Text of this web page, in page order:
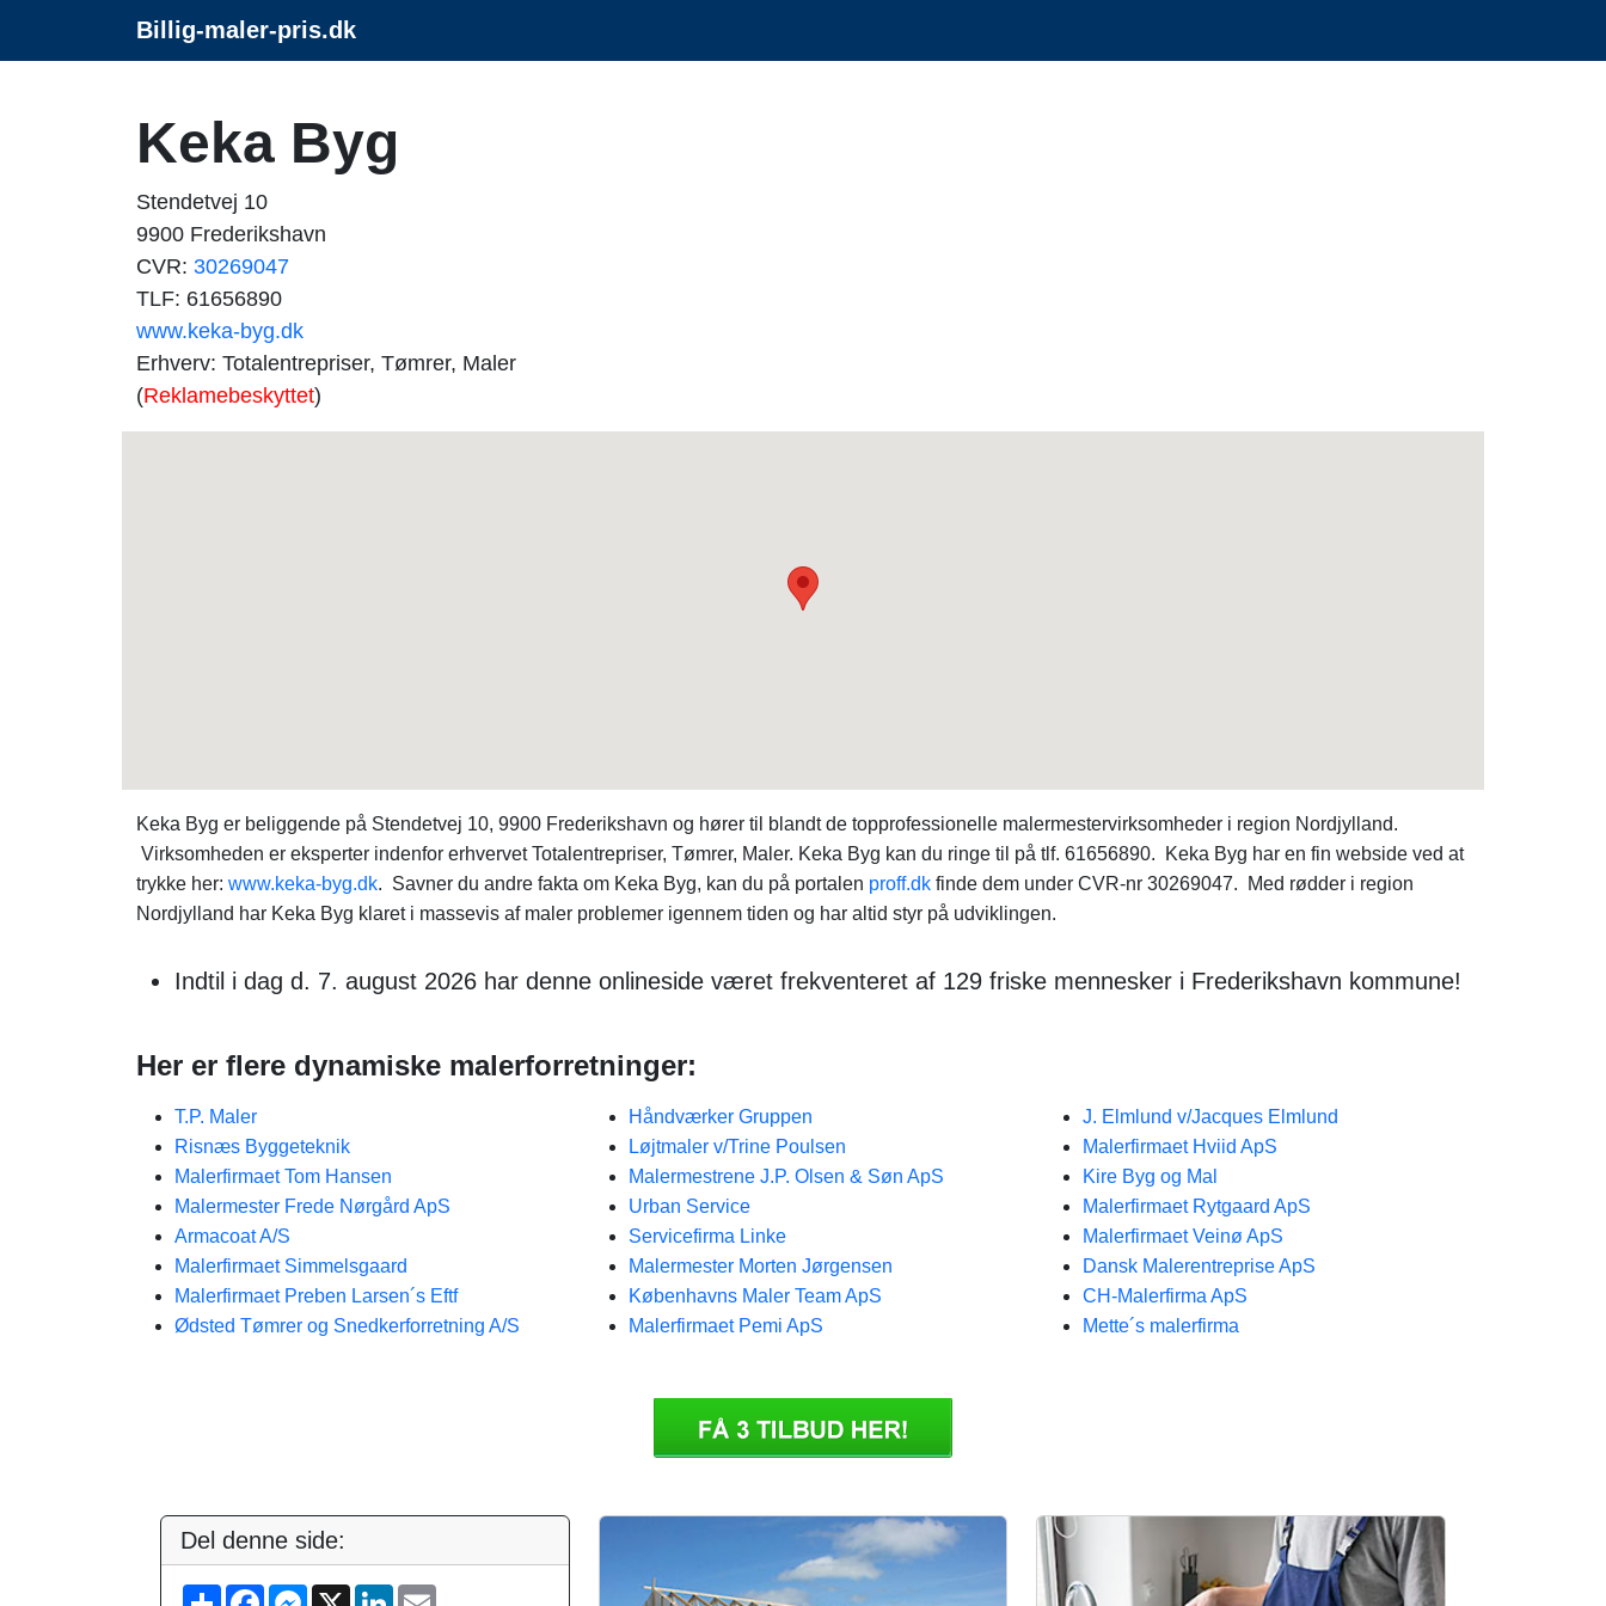
Billig-maler-pris.dk
Keka Byg
Stendetvej 10
9900 Frederikshavn
CVR: 30269047
TLF: 61656890
www.keka-byg.dk
Erhverv: Totalentrepriser, Tømrer, Maler
(Reklamebeskyttet)
Keka Byg er beliggende på Stendetvej 10, 9900 Frederikshavn og hører til blandt de topprofessionelle malermestervirksomheder i region Nordjylland.
Virksomheden er eksperter indenfor erhvervet Totalentrepriser, Tømrer, Maler. Keka Byg kan du ringe til på tlf. 61656890. Keka Byg har en fin webside ved at
trykke her: www.keka-byg.dk. Savner du andre fakta om Keka Byg, kan du på portalen proff.dk finde dem under CVR-nr 30269047. Med rødder i region
Nordjylland har Keka Byg klaret i massevis af maler problemer igennem tiden og har altid styr på udviklingen.
Indtil i dag d. 7. august 2026 har denne onlineside været frekventeret af 129 friske mennesker i Frederikshavn kommune!
Her er flere dynamiske malerforretninger:
T.P. Maler
Risnæs Byggeteknik
Malerfirmaet Tom Hansen
Malermester Frede Nørgård ApS
Armacoat A/S
Malerfirmaet Simmelsgaard
Malerfirmaet Preben Larsen´s Eftf
Ødsted Tømrer og Snedkerforretning A/S
Håndværker Gruppen
Løjtmaler v/Trine Poulsen
Malermestrene J.P. Olsen & Søn ApS
Urban Service
Servicefirma Linke
Malermester Morten Jørgensen
Københavns Maler Team ApS
Malerfirmaet Pemi ApS
J. Elmlund v/Jacques Elmlund
Malerfirmaet Hviid ApS
Kire Byg og Mal
Malerfirmaet Rytgaard ApS
Malerfirmaet Veinø ApS
Dansk Malerentreprise ApS
CH-Malerfirma ApS
Mette´s malerfirma
Del denne side:
S
F
M
X
L